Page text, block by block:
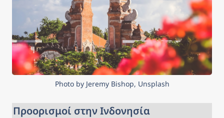
Photo by Jeremy Bishop, Unsplash
Προορισμοί στην Ινδονησία